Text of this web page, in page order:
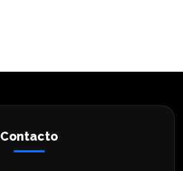
Contacto